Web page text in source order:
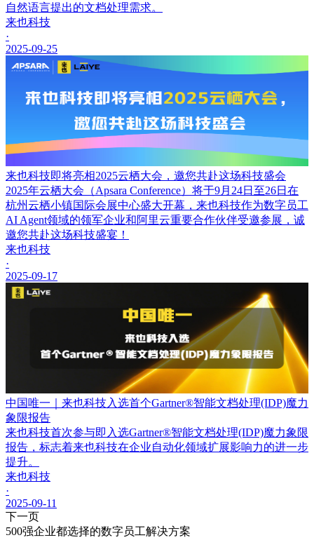
自然语言提出的文档处理需求。
来也科技
·
2025-09-25
来也科技即将亮相2025云栖大会，邀您共赴这场科技盛会
2025年云栖大会（Apsara Conference）将于9月24日至26日在
杭州云栖小镇国际会展中心盛大开幕，来也科技作为数字员工
AI Agent领域的领军企业和阿里云重要合作伙伴受邀参展，诚
邀您共赴这场科技盛宴！
来也科技
·
2025-09-17
中国唯一｜来也科技入选首个Gartner®智能文档处理(IDP)魔力
象限报告
来也科技首次参与即入选Gartner®智能文档处理(IDP)魔力象限
报告，标志着来也科技在企业自动化领域扩展影响力的进一步
提升。
来也科技
·
2025-09-11
下一页
500强企业都选择的数字员工解决方案